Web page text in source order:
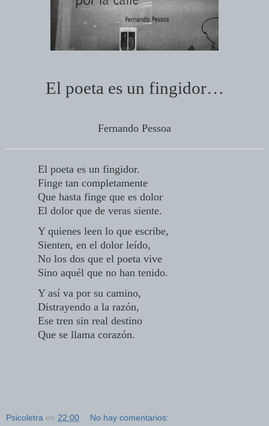
El poeta es un fingidor…
Fernando Pessoa
El poeta es un fingidor.
Finge tan completamente
Que hasta finge que es dolor
El dolor que de veras siente.
Y quienes leen lo que escribe,
Sienten, en el dolor leído,
No los dos que el poeta vive
Sino aquél que no han tenido.
Y así va por su camino,
Distrayendo a la razón,
Ese tren sin real destino
Que se llama corazón.
Psicoletra en 22:00 No hay comentarios: